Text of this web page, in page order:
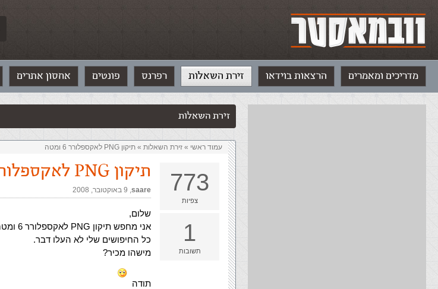
מדריכים ומאמרים הרצאות בוידאו זירת השאלות רפרנס פונטים אחסון אתרים
זירת השאלות
עמוד ראשי » ‏זירת השאלות‏ » תיקון PNG לאקספלורר 6 ומטה
773
צפיות
1
תשובות
תיקון PNG לאקספלורר 6 ומטה
saare
,‏ 9 באוקטובר, 2008
שלום,
אני מחפש תיקון PNG לאקספלורר 6 ומטה
כל החיפושים שלי לא העלו דבר.
מישהו מכיר?
תודה